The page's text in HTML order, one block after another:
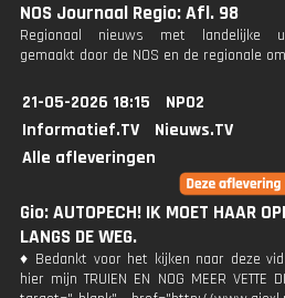
NOS Journaal Regio: Afl. 98
Regionaal nieuws met landelijke
gemaakt door de NOS en de regionale
21-05-2026 18:15
NPO2
Informatief.TV
Nieuws.TV
Alle afleveringen
Gio: AUTOPECH! IK MOET HAAR
LANGS DE WEG.
♦ Bedankt voor het kijken naar deze
hier mijn TRUIEN EN NOG MEER VETTE